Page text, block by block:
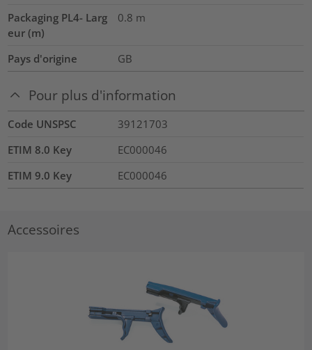
Packaging PL4- Larg
eur (m)
0.8 m
Pays d'origine GB
Pour plus d'information
Code UNSPSC
39121703
ETIM 8.0 Key
EC000046
ETIM 9.0 Key
EC000046
Accessoires